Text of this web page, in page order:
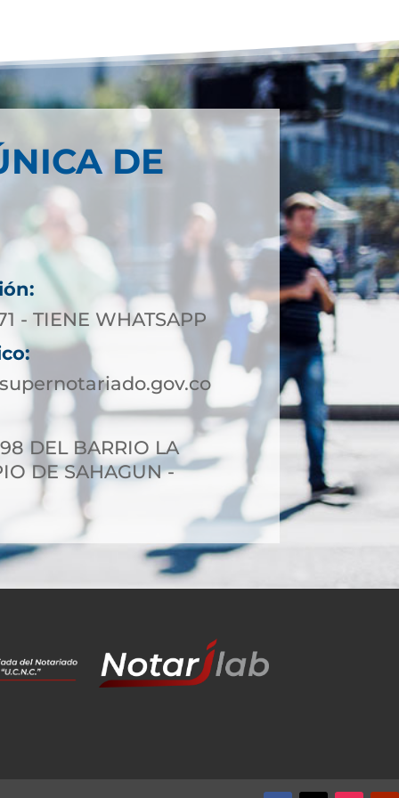
DE
- TIENE WHATSAPP
DEL BARRIO LA
DE SAHAGUN -